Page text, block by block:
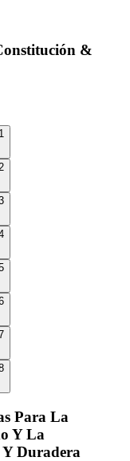
&
Para La
Y La
Y Duradera